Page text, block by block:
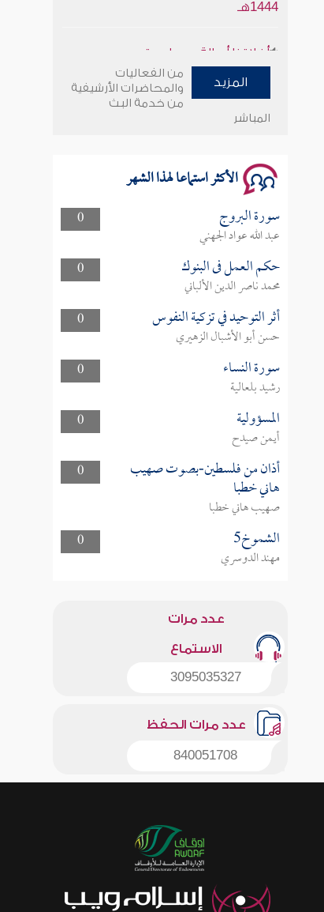
وأمنهم من خوف 9
سلسلة محاضرات نفحات رمضانية
المزيد
من الفعاليات
والمحاضرات الأرشيفية
من خدمة البث
المباشر
الأكثر استماعا لهذا الشهر
0 سورة البروج
عبد الله عواد الجهني
0
حكم العمل فى البنوك
محمد ناصر الدين الألباني
0
أثر التوحيد في تزكية النفوس
حسن أبو الأشبال الزهيري
0
سورة النساء
رشيد بلعالية
0
المسؤولية
أيمن صيدح
0
أذان من فلسطين-بصوت صهيب
هاني خطبا
صهيب هاني خطبا
0
الشموخ5
مهند الدوسري
عدد مرات
الاستماع
3095035327
عدد مرات الحفظ
840051708